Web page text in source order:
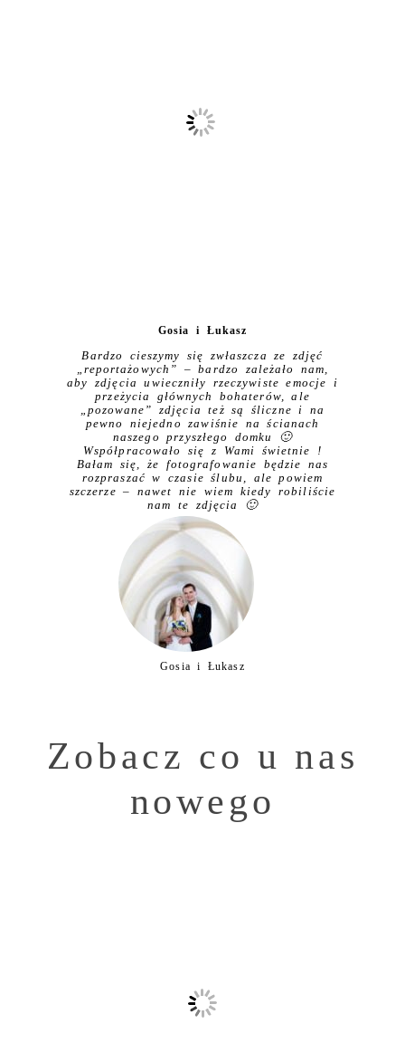
Gosia i Łukasz
Bardzo cieszymy się zwłaszcza ze zdjęć
„reportażowych” – bardzo zależało nam,
aby zdjęcia uwieczniły rzeczywiste emocje i
przeżycia głównych bohaterów, ale
„pozowane” zdjęcia też są śliczne i na
pewno niejedno zawiśnie na ścianach
naszego przyszłego domku 🙂
Współpracowało się z Wami świetnie !
Bałam się, że fotografowanie będzie nas
rozpraszać w czasie ślubu, ale powiem
szczerze – nawet nie wiem kiedy robiliście
nam te zdjęcia 🙂
Gosia i Łukasz
Zobacz co u nas
nowego